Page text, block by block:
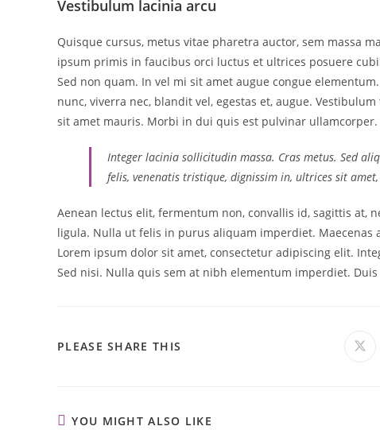
Vestibulum lacinia arcu
Quisque cursus, metus vitae pharetra auctor, sem massa
ipsum primis in faucibus orci luctus et ultrices posuere
Sed non quam. In vel mi sit amet augue congue
nunc, viverra nec, blandit vel, egestas et, augue.
sit amet mauris. Morbi in dui quis est pulvinar
Integer lacinia sollicitudin massa. Cras metus. Sed
felis, venenatis tristique, dignissim in, ultrices sit
Aenean lectus elit, fermentum non, convallis id, sagittis at,
ligula. Nulla ut felis in purus aliquam imperdiet.
Lorem ipsum dolor sit amet, consectetur adipiscing elit.
Sed nisi. Nulla quis sem at nibh elementum imperdiet.
PLEASE SHARE THIS
YOU MIGHT ALSO LIKE